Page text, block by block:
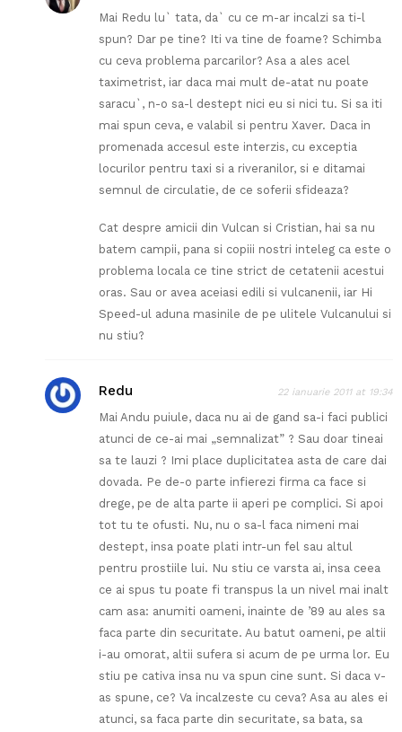
Mai Redu lu` tata, da` cu ce m-ar incalzi sa ti-l
spun? Dar pe tine? Iti va tine de foame? Schimba
cu ceva problema parcarilor? Asa a ales acel
taximetrist, iar daca mai mult de-atat nu poate
saracu`, n-o sa-l destept nici eu si nici tu. Si sa iti
mai spun ceva, e valabil si pentru Xaver. Daca in
promenada accesul este interzis, cu exceptia
locurilor pentru taxi si a riveranilor, si e ditamai
semnul de circulatie, de ce soferii sfideaza?
Cat despre amicii din Vulcan si Cristian, hai sa nu
batem campii, pana si copiii nostri inteleg ca este o
problema locala ce tine strict de cetatenii acestui
oras. Sau or avea aceiasi edili si vulcanenii, iar Hi
Speed-ul aduna masinile de pe ulitele Vulcanului si
nu stiu?
Redu 22 ianuarie 2011 at 19:34
Mai Andu puiule, daca nu ai de gand sa-i faci publici
atunci de ce-ai mai „semnalizat” ? Sau doar tineai
sa te lauzi ? Imi place duplicitatea asta de care dai
dovada. Pe de-o parte infierezi firma ca face si
drege, pe de alta parte ii aperi pe complici. Si apoi
tot tu te ofusti. Nu, nu o sa-l faca nimeni mai
destept, insa poate plati intr-un fel sau altul
pentru prostiile lui. Nu stiu ce varsta ai, insa ceea
ce ai spus tu poate fi transpus la un nivel mai inalt
cam asa: anumiti oameni, inainte de ’89 au ales sa
faca parte din securitate. Au batut oameni, pe altii
i-au omorat, altii sufera si acum de pe urma lor. Eu
stiu pe cativa insa nu va spun cine sunt. Si daca v-
as spune, ce? Va incalzeste cu ceva? Asa au ales ei
atunci, sa faca parte din securitate, sa bata, sa